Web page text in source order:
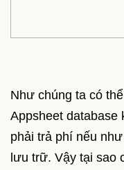
Như chúng ta có
Appsheet database
phải trả phí nếu
lưu trữ. Vậy tại sao